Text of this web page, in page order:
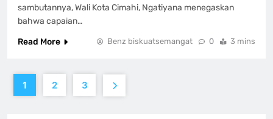
sambutannya, Wali Kota Cimahi, Ngatiyana menegaskan
bahwa capaian…
Read More
Benz biskuatsemangat 0 3 mins
1 2 3